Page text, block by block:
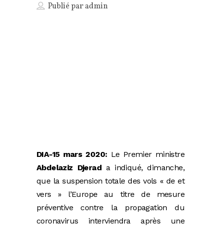
Publié paradmin
DIA-15 mars 2020: Le Premier ministre
Abdelaziz Djerada indiqué, dimanche,
que la suspension totale des vols « de et
vers » l’Europe au titre de mesure
préventive contre la propagation du
coronavirus interviendra après une